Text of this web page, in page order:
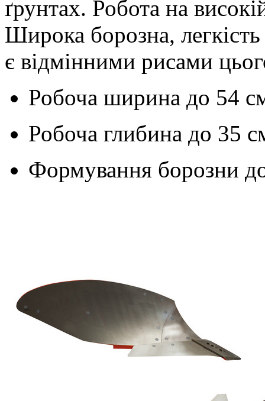
ґрунтах. Робота на
Широка борозна,
є відмінними рисами
Робоча ширина до 54
Робоча глибина до 35
Формування борозни